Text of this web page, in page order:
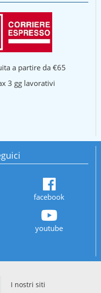
a partire da €65
3 gg lavorativi
facebook
youtube
I nostri siti